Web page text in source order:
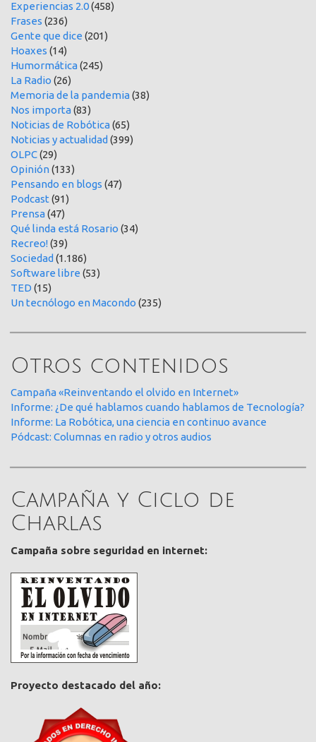
Experiencias 2.0(458)
Frases (236)
Gente que dice (201)
Hoaxes (14)
Humormática(245)
La Radio (26)
Memoria de la pandemia(38)
Nos importa(83)
Noticias de Robótica(65)
Noticias y actualidad (399)
OLPC(29)
Opinión(133)
Pensando en blogs (47)
Podcast (91)
Prensa(47)
Qué linda está Rosario (34)
Recreo!(39)
Sociedad (1.186)
Software libre (53)
TED (15)
Un tecnólogo en Macondo (235)
Otros contenidos
Campaña «Reinventando el olvido en Internet»
Informe: ¿De qué hablamos cuando hablamos de Tecnología?
Informe: La Robótica, una ciencia en continuo avance
Pódcast: Columnas en radio y otros audios
Campaña y Ciclo de
Charlas
Campaña sobre seguridad en internet:
Proyecto destacado del año: